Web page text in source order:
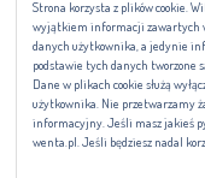
Strona korzysta z plików